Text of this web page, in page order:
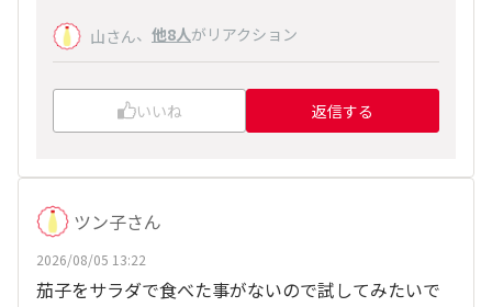
山さん、 他8人がリアクション
いいね 返信する
ツン子さん
2026/08/05 13:22
茄子をサラダで食べた事がないので試してみたいで